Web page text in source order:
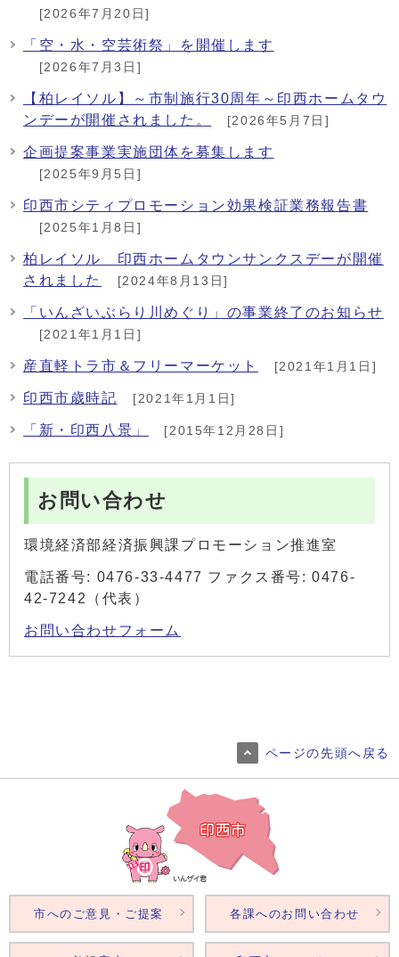
[2026年7月20日]
「空・水・空芸術祭」を開催します
[2026年7月3日]
【柏レイソル】～市制施行30周年～印西ホームタウ
ンデーが開催されました。
[2026年5月7日]
企画提案事業実施団体を募集します
[2025年9月5日]
印西市シティプロモーション効果検証業務報告書
[2025年1月8日]
柏レイソル 印西ホームタウンサンクスデーが開催
されました
[2024年8月13日]
「いんざいぶらり川めぐり」の事業終了のお知らせ
[2021年1月1日]
産直軽トラ市＆フリーマーケット [2021年1月1日]
印西市歳時記 [2021年1月1日]
「新・印西八景」 [2015年12月28日]
お問い合わせ
環境経済部経済振興課プロモーション推進室
電話番号: 0476-33-4477 ファクス番号: 0476-
42-7242（代表）
お問い合わせフォーム
ページの先頭へ戻る
市へのご意見・ご提案 各課へのお問い合わせ